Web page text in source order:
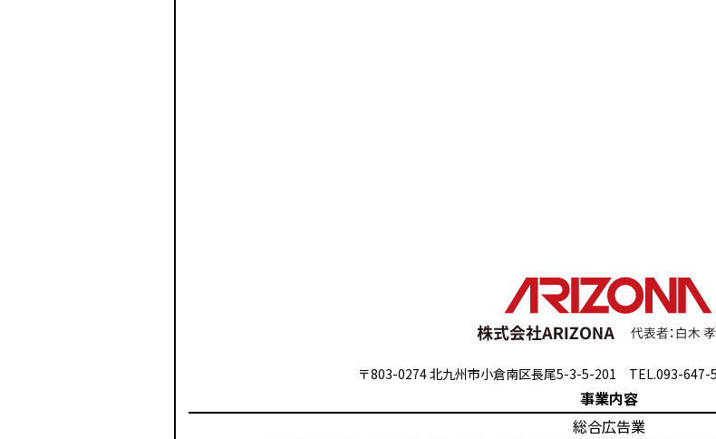
〒803-0274 北九州市小倉南区長尾5-3-5-201 TEL.093-
事業内容
総合広告業